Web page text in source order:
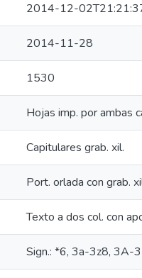
2014-12-
2014-11-28
1530
Hojas imp. por ambas
Capitulares grab. xil.
Port. orlada con grab.
Texto a dos col. con
Sign.: *6, 3a-3z8, 3A-